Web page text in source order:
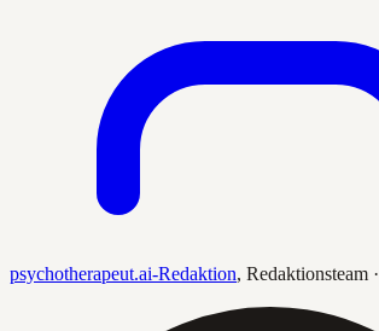
psychotherapeut.ai-Redaktion, Redaktionsteam ·